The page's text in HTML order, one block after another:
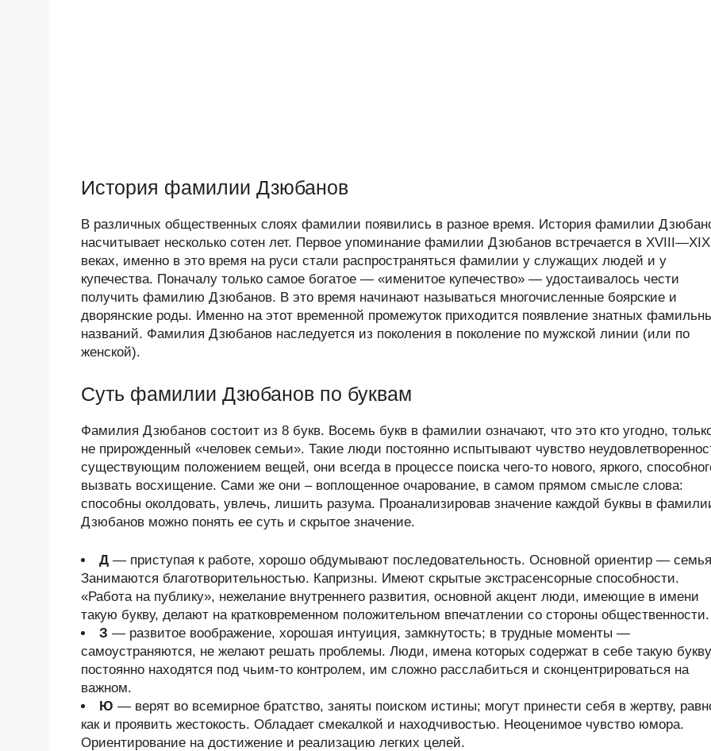
История фамилии Дзюбанов
В различных общественных слоях фамилии появились в разное время. История фамилии
насчитывает несколько сотен лет. Первое упоминание фамилии Дзюбанов встречается в XVIII—XIX
веках, именно в это время на руси стали распространяться фамилии у служащих людей и у
купечества. Поначалу только самое богатое — «именитое купечество» — удостаивалось чести
получить фамилию Дзюбанов. В это время начинают называться многочисленные боярские и
дворянские роды. Именно на этот временной промежуток приходится появление знатных
названий. Фамилия Дзюбанов наследуется из поколения в поколение по мужской линии (или по
женской).
Суть фамилии Дзюбанов по буквам
Фамилия Дзюбанов состоит из 8 букв. Восемь букв в фамилии означают, что это кто угодно,
не прирожденный «человек семьи». Такие люди постоянно испытывают чувство
существующим положением вещей, они всегда в процессе поиска чего-то нового, яркого,
вызвать восхищение. Сами же они – воплощенное очарование, в самом прямом смысле слова:
способны околдовать, увлечь, лишить разума. Проанализировав значение каждой буквы в
Дзюбанов можно понять ее суть и скрытое значение.
Д — приступая к работе, хорошо обдумывают последовательность. Основной ориентир —
Занимаются благотворительностью. Капризны. Имеют скрытые экстрасенсорные способности.
«Работа на публику», нежелание внутреннего развития, основной акцент люди, имеющие в имени
такую букву, делают на кратковременном положительном впечатлении со стороны общественности.
З — развитое воображение, хорошая интуиция, замкнутость; в трудные моменты —
самоустраняются, не желают решать проблемы. Люди, имена которых содержат в себе такую
постоянно находятся под чьим-то контролем, им сложно расслабиться и сконцентрироваться на
важном.
Ю — верят во всемирное братство, заняты поиском истины; могут принести себя в жертву,
как и проявить жестокость. Обладает смекалкой и находчивостью. Неоценимое чувство юмора.
Ориентирование на достижение и реализацию легких целей.